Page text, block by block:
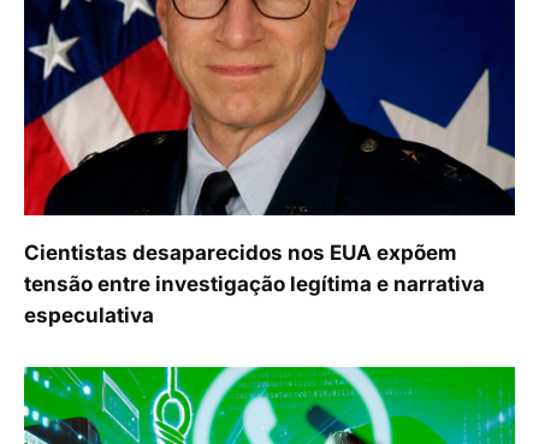
Cientistas desaparecidos nos EUA expõem
tensão entre investigação legítima e narrativa
especulativa